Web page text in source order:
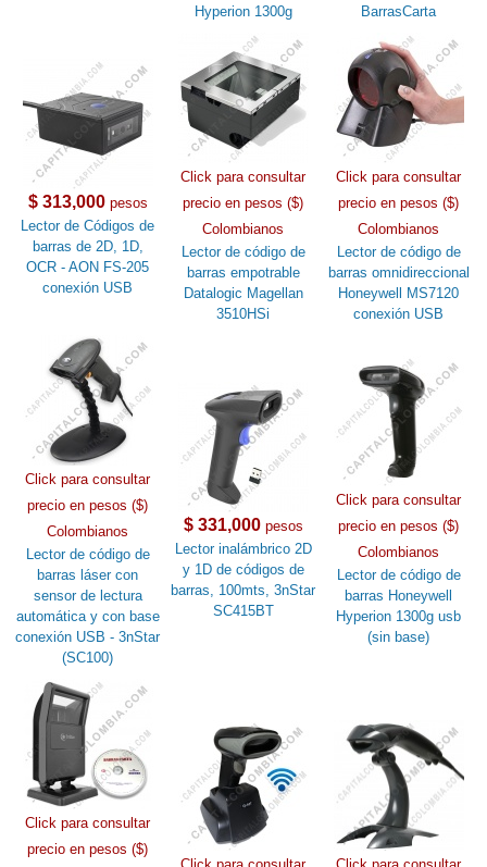
Hyperion 1300g
BarrasCarta
$ 313,000pesos
Lector de Códigos de
barras de 2D, 1D,
OCR - AON FS-205
conexión USB
Click para consultar
precio en pesos ($)
Colombianos
Lector de código de
barras empotrable
Datalogic Magellan
3510HSi
Click para consultar
precio en pesos ($)
Colombianos
Lector de código de
barras omnidireccional
Honeywell MS7120
conexión USB
Click para consultar
precio en pesos ($)
Colombianos
Lector de código de
barras láser con
sensor de lectura
automática y con base
conexión USB - 3nStar
(SC100)
$ 331,000pesos
Lector inalámbrico 2D
y 1D de códigos de
barras, 100mts, 3nStar
SC415BT
Click para consultar
precio en pesos ($)
Colombianos
Lector de código de
barras Honeywell
Hyperion 1300g usb
(sin base)
Click para consultar
precio en pesos ($)